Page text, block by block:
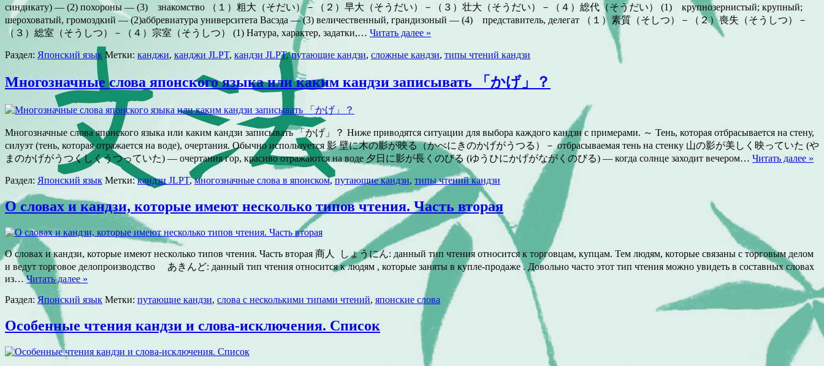
синдикату) — (2) похороны — (3) знакомство （１）粗大（そだい）－（２）早大（そうだい）－（３）壮大（そうだい）－（４）総代（そうだい） (1) крупнозернистый; крупный;
шероховатый, громоздкий — (2)аббревиатура университета Васэда — (3) величественный, грандизоный — (4) представитель, делегат （１）素質（そしつ）－（２）喪失（そうしつ）－
（３）総室（そうしつ）－（４）宗室（そうしつ） (1) Натура, характер, задатки,… Читать далее »
Раздел: Японский язык Метки: канджи, канджи JLPT, кандзи JLPT,путающие кандзи, сложные кандзи, типы чтений кандзи
Многозначные слова японского языка или каким кандзи записывать 「かげ」？
Многозначные слова японского языка или каким кандзи записывать 「かげ」？ Ниже приводятся ситуации для выбора каждого кандзи с примерами. ～ Тень, которая отбрасывается на стену,
силуэт (тень, которая отражается на воде), очертания. Обычно используется 影 壁に木の影が映る（かべにきのかげがうつる）－ отбрасываемая тень на стенку 山の影が美しく映っていた (や
まのかげがうつくしくうつっていた) — очертания гор, красиво отражаются на воде 夕日に影が長くのびる (ゆうひにかげがながくのびる) — когда солнце заходит вечером… Читать далее »
Раздел: Японский язык Метки:кандзи JLPT,многозначные слова в японском,путающие кандзи, типы чтений кандзи
О словах и кандзи, которые имеют несколько типов чтения. Часть вторая
О словах и кандзи, которые имеют несколько типов чтения. Часть вторая 商人 しょうにん: данный тип чтения относится к торговцам, купцам. Тем людям, которые связаны с торговым делом
и ведут торговое делопроизводство あきんど: данный тип чтения относится к людям , которые заняты в купле-продаже . Довольно часто этот тип чтения можно увидеть в составных словах
из…Читать далее »
Раздел:Японский язык Метки: путающие кандзи, слова с несколькими типами чтений, японские слова
Особенные чтения кандзи и слова-исключения. Список